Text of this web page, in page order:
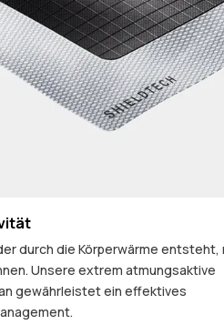
durch die Körperwärme entsteht,
Unsere extrem atmungsaktive
gewährleistet ein effektives